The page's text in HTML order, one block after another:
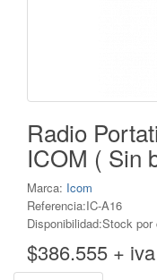
Radio
ICOM ( Sin
Marca: Icom
Referencia:IC-A16
Disponibilidad:Stock por
$386.555 + iva